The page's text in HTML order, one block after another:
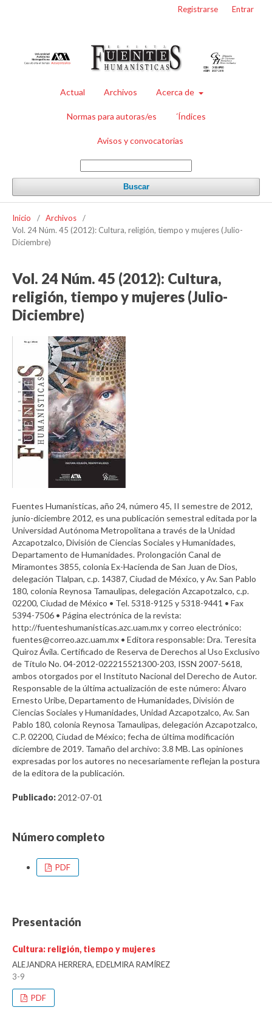
Actual Archivos Acerca de
Normas para autoras/es ´Índices
Avisos y convocatorias
Buscar
Registrarse Entrar
Inicio / Archivos
/
Vol. 24 Núm. 45 (2012): Cultura, religión, tiempo y mujeres (Julio-
Diciembre)
Vol. 24 Núm. 45 (2012): Cultura,
religión, tiempo y mujeres (Julio-
Diciembre)
Fuentes Humanísticas, año 24, número 45, II semestre de 2012,
junio-diciembre 2012, es una publicación semestral editada por la
Universidad Autónoma Metropolitana a través de la Unidad
Azcapotzalco, División de Ciencias Sociales y Humanidades,
Departamento de Humanidades. Prolongación Canal de
Miramontes 3855, colonia Ex-Hacienda de San Juan de Dios,
delegación Tlalpan, c.p. 14387, Ciudad de México, y Av. San Pablo
180, colonia Reynosa Tamaulipas, delegación Azcapotzalco, c.p.
02200, Ciudad de México • Tel. 5318-9125 y 5318-9441 • Fax
5394-7506 • Página electrónica de la revista:
http://fuenteshumanisticas.azc.uam.mx y correo electrónico:
fuentes@correo.azc.uam.mx • Editora responsable: Dra. Teresita
Quiroz Ávila. Certificado de Reserva de Derechos al Uso Exclusivo
de Título No. 04-2012-022215521300-203, ISSN 2007-5618,
ambos otorgados por el Instituto Nacional del Derecho de Autor.
Responsable de la última actualización de este número: Álvaro
Ernesto Uribe, Departamento de Humanidades, División de
Ciencias Sociales y Humanidades, Unidad Azcapotzalco, Av. San
Pablo 180, colonia Reynosa Tamaulipas, delegación Azcapotzalco,
C.P. 02200, Ciudad de México; fecha de última modificación
diciembre de 2019. Tamaño del archivo: 3.8 MB. Las opiniones
expresadas por los autores no necesariamente reflejan la postura
de la editora de la publicación.
Publicado: 2012-07-01
Número completo
PDF
Presentación
Cultura: religión, tiempo y mujeres
ALEJANDRA HERRERA, EDELMIRA RAMÍREZ
3-9
PDF